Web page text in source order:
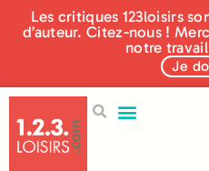
Les critiques 123loisirs
d’auteur. Citez-nous !
notre
Je